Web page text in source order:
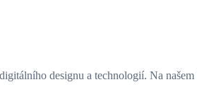
designu a technologií. Na